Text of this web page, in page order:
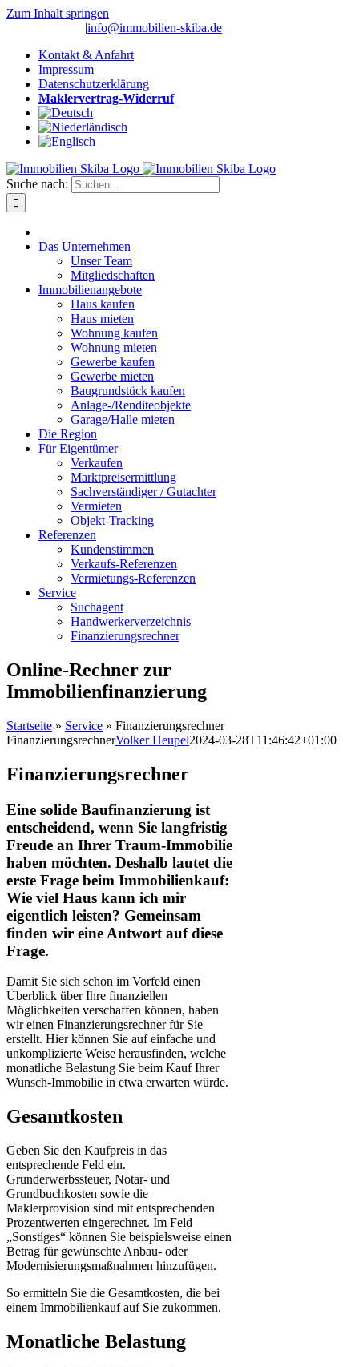
Zum Inhalt springen
|info@immobilien-skiba.de
Kontakt & Anfahrt
Impressum
Datenschutzerklärung
Maklervertrag-Widerruf
Suche nach:
Das Unternehmen
Unser Team
Mitgliedschaften
Immobilienangebote
Haus kaufen
Haus mieten
Wohnung kaufen
Wohnung mieten
Gewerbe kaufen
Gewerbe mieten
Baugrundstück kaufen
Anlage-/Renditeobjekte
Garage/Halle mieten
Die Region
Für Eigentümer
Verkaufen
Marktpreisermittlung
Sachverständiger / Gutachter
Vermieten
Objekt-Tracking
Referenzen
Kundenstimmen
Verkaufs-Referenzen
Vermietungs-Referenzen
Service
Suchagent
Handwerkerverzeichnis
Finanzierungsrechner
Online-Rechner zur
Immobilienfinanzierung
Startseite » Service » Finanzierungsrechner
FinanzierungsrechnerVolker Heupel2024-03-28T11:46:42+01:00
Finanzierungsrechner
Eine solide Baufinanzierung ist
entscheidend, wenn Sie langfristig
Freude an Ihrer Traum-Immobilie
haben möchten. Deshalb lautet die
erste Frage beim Immobilienkauf:
Wie viel Haus kann ich mir
eigentlich leisten? Gemeinsam
finden wir eine Antwort auf diese
Frage.
Damit Sie sich schon im Vorfeld einen
Überblick über Ihre finanziellen
Möglichkeiten verschaffen können, haben
wir einen Finanzierungsrechner für Sie
erstellt. Hier können Sie auf einfache und
unkomplizierte Weise herausfinden, welche
monatliche Belastung Sie beim Kauf Ihrer
Wunsch-Immobilie in etwa erwarten würde.
Gesamtkosten
Geben Sie den Kaufpreis in das
entsprechende Feld ein.
Grunderwerbssteuer, Notar- und
Grundbuchkosten sowie die
Maklerprovision sind mit entsprechenden
Prozentwerten eingerechnet. Im Feld
„Sonstiges“ können Sie beispielsweise einen
Betrag für gewünschte Anbau- oder
Modernisierungsmaßnahmen hinzufügen.
So ermitteln Sie die Gesamtkosten, die bei
einem Immobilienkauf auf Sie zukommen.
Monatliche Belastung